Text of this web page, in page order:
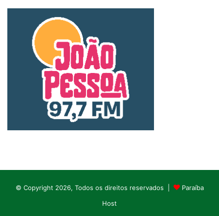
© Copyright 2026, Todos os direitos reservados |
Paraíba
Host